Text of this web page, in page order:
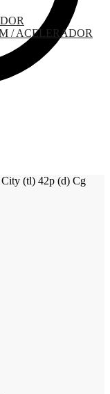
/ ACELERADOR
(tl) 42p (d) Cg